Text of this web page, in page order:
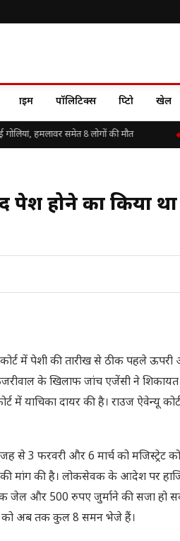
क्राइम पॉलिटिक्स क्रिप्टो खेल
हमलावर समेत 8 लोगों की मौत
पेश होने का किया
में पेशी की तारीख से ठीक पहले
के खिलाफ जांच एजेंसी ने शिकायत
याचिका दायर की है। राउज ऐवेन्यू
से 3 फरवरी और 6 मार्च को मजिस्ट्रेट
मांग की है। लोकसेवक के आदेश पर
जेल और 500 रुपए जुर्माने की सजा हो
को अब तक कुल 8 समन भेजे हैं।